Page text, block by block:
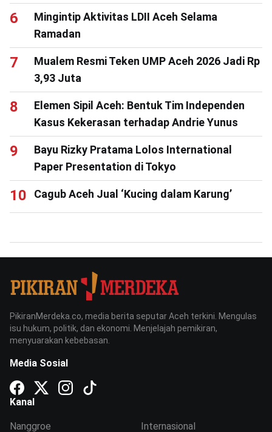
Mingintip Aktivitas LDII Aceh Selama
Ramadan
Mualem Resmi Teken UMP Aceh 2026 Jadi Rp
3,93 Juta
Elemen Sipil Aceh: Bentuk Tim Independen
Kasus Kekerasan terhadap Andrie Yunus
Bayu Rizky Pratama Lolos International
Paper Presentation di Tokyo
Cagub Aceh Jual ‘Kucing dalam Karung’
PikiranMerdeka.co, media berita seputar Aceh terkini. Mengulas
isu hukum, politik, dan ekonomi. Menjelajah pemikiran,
menyuarakan kebebasan.
Media Sosial
Kanal
Nanggroe Internasional